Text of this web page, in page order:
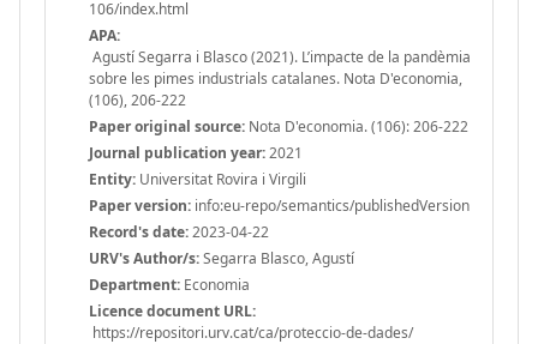
106/index.html
APA:
Agustí Segarra i Blasco (2021). L’impacte de la pandèmia
sobre les pimes industrials catalanes. Nota D'economia,
(106), 206-222
Paper original source: Nota D'economia. (106): 206-222
Journal publication year:2021
Entity: Universitat Rovira i Virgili
Paper version: info:eu-repo/semantics/publishedVersion
Record's date:2023-04-22
URV's Author/s:Segarra Blasco, Agustí
Department: Economia
Licence document URL:
https://repositori.urv.cat/ca/proteccio-de-dades/